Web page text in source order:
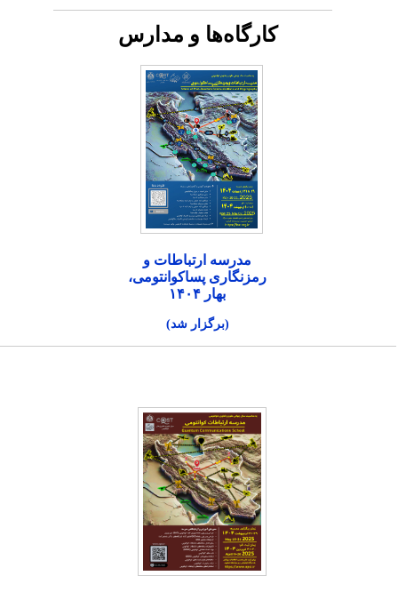
کارگاه‌ها و مدارس
مدرسه ارتباطات و
رمزنگاری پساکوانتومی،
بهار ۱۴۰۴
(برگزار شد)